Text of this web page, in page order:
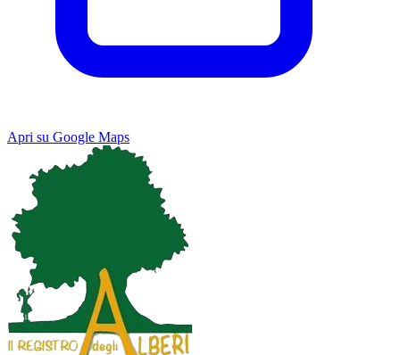
Apri su Google Maps
Map Satellite
Keyboard shortcuts